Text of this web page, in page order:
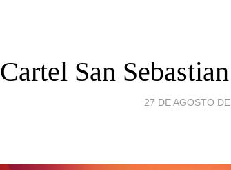
Cartel San
27 DE AGOSTO